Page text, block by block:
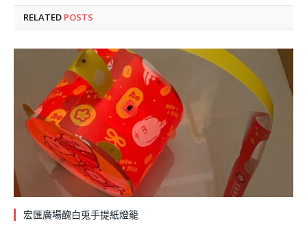
RELATED POSTS
宏匯廣場醜白兎手提紙燈籠